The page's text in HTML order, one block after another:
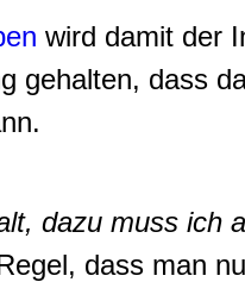
wird damit der
gehalten, dass
dazu muss ich
dass man